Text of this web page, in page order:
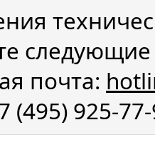
почта:
(495) 925-